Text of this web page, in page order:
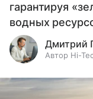
гарантируя
водных
Дмитрий
Автор Hi-